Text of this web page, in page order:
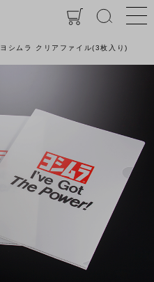
ヨシムラ クリアファイル(3枚入り)